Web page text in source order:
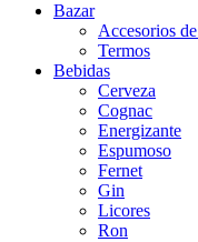
Bazar
Accesorios
Termos
Bebidas
Cerveza
Cognac
Energizante
Espumoso
Fernet
Gin
Licores
Ron